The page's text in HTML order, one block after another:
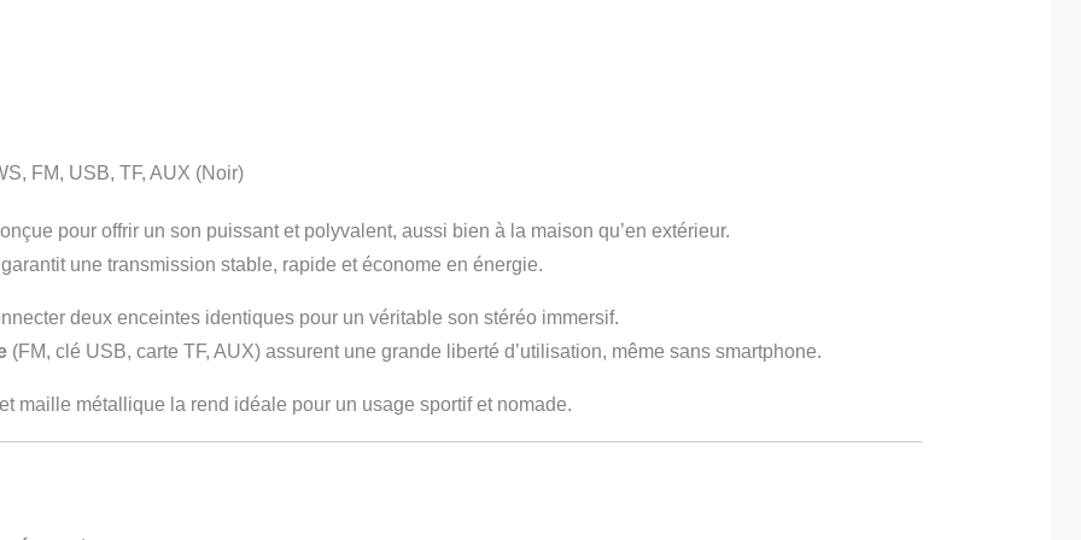
FM, USB, TF, AUX (Noir)
pour offrir un son puissant et polyvalent, aussi bien à la maison qu’en extérieur.
une transmission stable, rapide et économe en énergie.
deux enceintes identiques pour un véritable son stéréo immersif.
(FM, clé USB, carte TF, AUX) assurent une grande liberté d’utilisation, même sans smartphone.
maille métallique la rend idéale pour un usage sportif et nomade.